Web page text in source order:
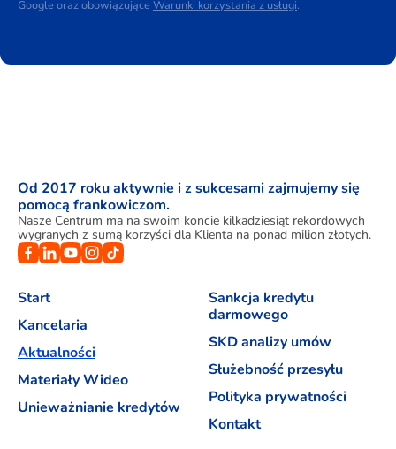
Google oraz obowiązujące Warunki korzystania z usługi.
Od 2017 roku aktywnie i z sukcesami zajmujemy się
pomocą frankowiczom.
Nasze Centrum ma na swoim koncie kilkadziesiąt rekordowych
wygranych z sumą korzyści dla Klienta na ponad milion złotych.
Start
Kancelaria
Aktualności
Materiały Wideo
Unieważnianie kredytów
Sankcja kredytu
darmowego
SKD analizy umów
Służebność przesyłu
Polityka prywatności
Kontakt